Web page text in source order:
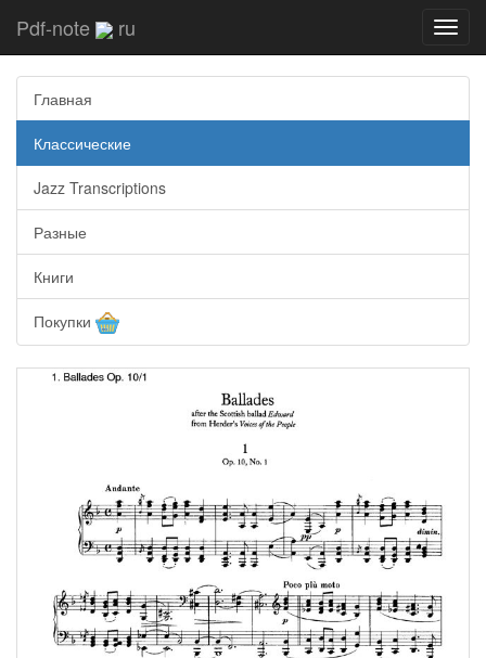
Pdf-note ru
Главная
Классические
Jazz Transcriptions
Разные
Книги
Покупки